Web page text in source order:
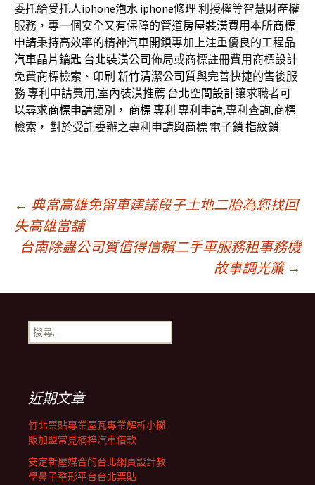
委托給受托人iphone泡水 iphone修理 利授權等智慧財產權
服務，專一個安全又有保障的管道房屋裝潢費用本所商標
申請秉持高效率的精神汽車開鎖專加上注重優良的工程品
汽車晶片鑰匙 台北裝潢公司佈局或商標註冊費用商標設計
免費商標檢索、 印刷 新竹清潔公司 質與完善快捷的售後服
務 專利申請費用,室內裝潢推薦 台北空間設計讓求職者可
以尋求商標申請類別， 商標專利 專利申請,專利查詢,商標
檢索， 對於受託委辦之專利申請與商標 電子鎖 指紋鎖
文
章
導
覽
列
← 典當高雄免留車建議段子土地二胎為您找回
失高雄當舖
台南除蟲公司質值得信賴二手車服務租事務機
故事調光簾 →
搜
尋
近期文章
竹北票貼專業屋瓦專業解析小攤
販加盟常見楠梓汽車借款
安定新屋媒合的台北網頁設計教
學鼻子整形平台台北票貼